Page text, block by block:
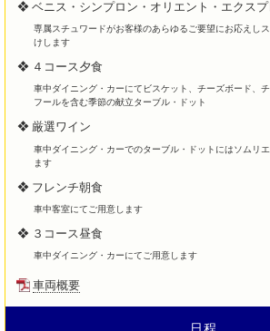
❖ ベニス・シンプロン・オリエント・エクス
専属スチュワードがお客様のあらゆるご要望にお応えし
けします
❖ ４コース夕食
車中ダイニング・カーにてビスケット、チーズボード、
フールを含む季節の献立ターブル・ドット
❖ 厳選ワイン
車中ダイニング・カーでのターブル・ドットにはソムリ
ます
❖ フレンチ朝食
車中客室にてご用意します
❖ ３コース昼食
車中ダイニング・カーにてご用意します
車両概要